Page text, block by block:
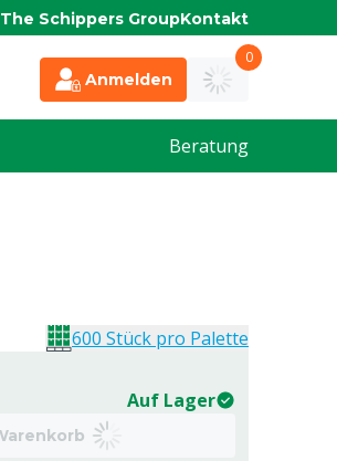
The Schippers GroupKontakt
Anmelden
0
Beratung
Auf Lager
600 Stück pro Palette